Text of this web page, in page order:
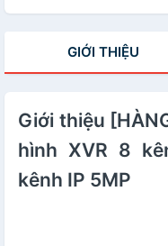
GIỚI THIỆU
Giới thiệu
hình XVR 8
kênh IP 5MP